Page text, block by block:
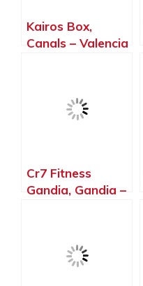
Kairos Box,
Canals – Valencia
Cr7 Fitness
Gandia, Gandia –